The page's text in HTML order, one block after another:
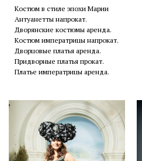
Костюм в стиле эпохи Марии
Антуанетты напрокат.
Дворянские костюмы аренда.
Костюм императрицы напрокат.
Дворцовые платья аренда.
Придворные платья прокат.
Платье императрицы аренда.